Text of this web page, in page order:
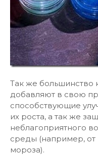
Так же большинство
добавляют в свою
способствующие
их роста, а так же
неблагоприятного
среды (например, от
мороза).